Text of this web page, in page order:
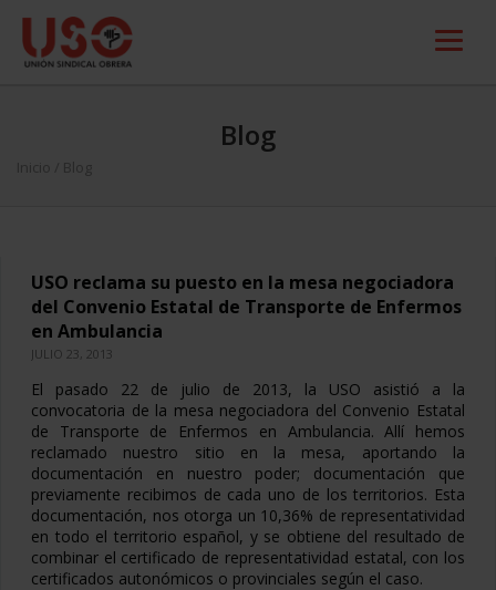
Blog
Inicio / Blog
USO reclama su puesto en la mesa negociadora
del Convenio Estatal de Transporte de Enfermos
en Ambulancia
JULIO 23, 2013
El pasado 22 de julio de 2013, la USO asistió a la
convocatoria de la mesa negociadora del Convenio Estatal
de Transporte de Enfermos en Ambulancia. Allí hemos
reclamado nuestro sitio en la mesa, aportando la
documentación en nuestro poder; documentación que
previamente recibimos de cada uno de los territorios. Esta
documentación, nos otorga un 10,36% de representatividad
en todo el territorio español, y se obtiene del resultado de
combinar el certificado de representatividad estatal, con los
certificados autonómicos o provinciales según el caso.